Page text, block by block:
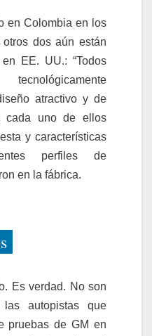
en Colombia en los
dos aún están
EE. UU.: “Todos
atractivo y de
cada uno de ellos
y características
perfiles de
en la fábrica.
Es verdad. No son
autopistas que
pruebas de GM en